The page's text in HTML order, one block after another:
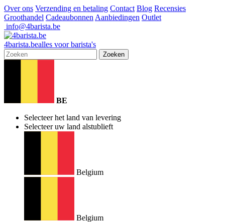
Over ons Verzending en betaling Contact Blog Recensies
Groothandel Cadeaubonnen Aanbiedingen Outlet
info@4barista.be
4barista.bealles voor barista's
Zoeken
BE
Selecteer het land van levering
Selecteer uw land alstublieft
Belgium
Belgium